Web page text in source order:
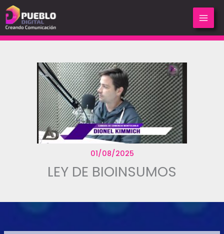
al
contenido
01/08/2025
LEY DE BIOINSUMOS